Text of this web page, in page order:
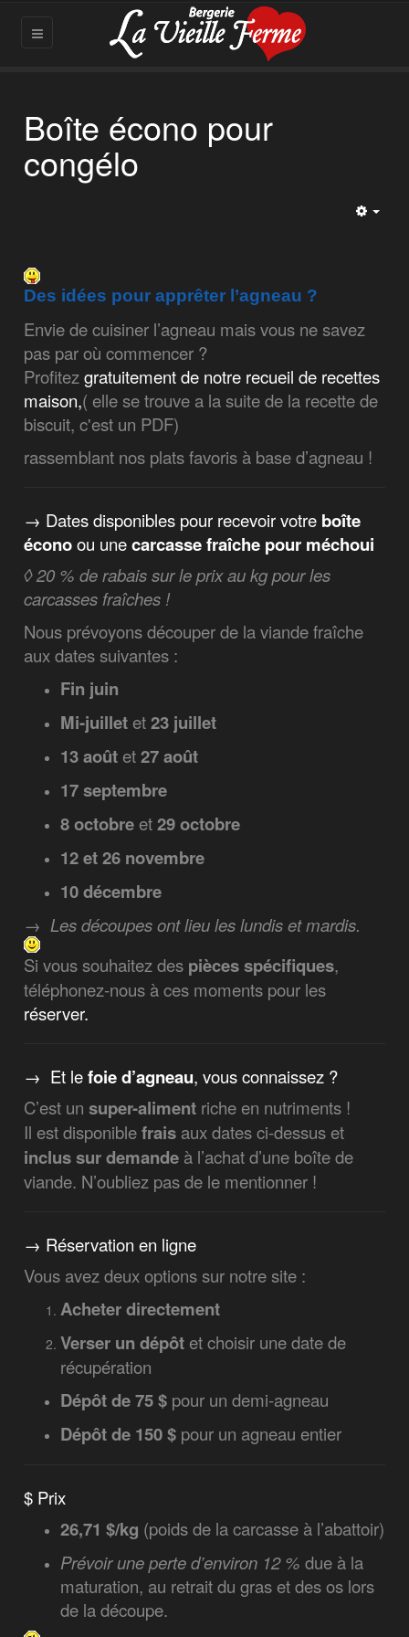
Boîte écono pour
congélo
Des idées pour apprêter l’agneau ?
Envie de cuisiner l’agneau mais vous ne savez
pas par où commencer ?
Profitezgratuitement de notre recueil de recettes
maison,( elle se trouve a la suite de la recette de
biscuit, c'est un PDF)
rassemblant nos plats favoris à base d’agneau !
→ Dates disponibles pour recevoir votre boîte
éconoou unecarcasse fraîche pour méchoui
◊ 20 % de rabais sur le prix au kg pour les
carcasses fraîches !
Nous prévoyons découper de la viande fraîche
aux dates suivantes :
Fin juin
Mi-juillet et 23 juillet
13 août et 27 août
17 septembre
8 octobre et 29 octobre
12 et 26 novembre
10 décembre
→ Les découpes ont lieu les lundis et mardis.
Si vous souhaitez des pièces spécifiques,
téléphonez-nous à ces moments pour les
réserver.
→ Et lefoie d’agneau, vous connaissez ?
C’est unsuper-aliment riche en nutriments !
Il est disponiblefrais aux dates ci-dessus et
inclus sur demande à l’achat d’une boîte de
viande. N’oubliez pas de le mentionner !
→ Réservation en ligne
Vous avez deux options sur notre site :
Acheter directement
Verser un dépôt et choisir une date de
récupération
Dépôt de 75 $ pour un demi-agneau
Dépôt de 150 $ pour un agneau entier
$ Prix
26,71 $/kg (poids de la carcasse à l’abattoir)
Prévoir une perte d’environ 12 % due à la
maturation, au retrait du gras et des os lors
de la découpe.